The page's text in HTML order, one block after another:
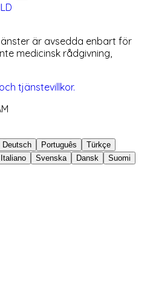
är avsedda enbart för
medicinsk rådgivning,
tjänstevillkor.
Deutsch Português
Türkçe
Italiano Svenska Dansk Suomi